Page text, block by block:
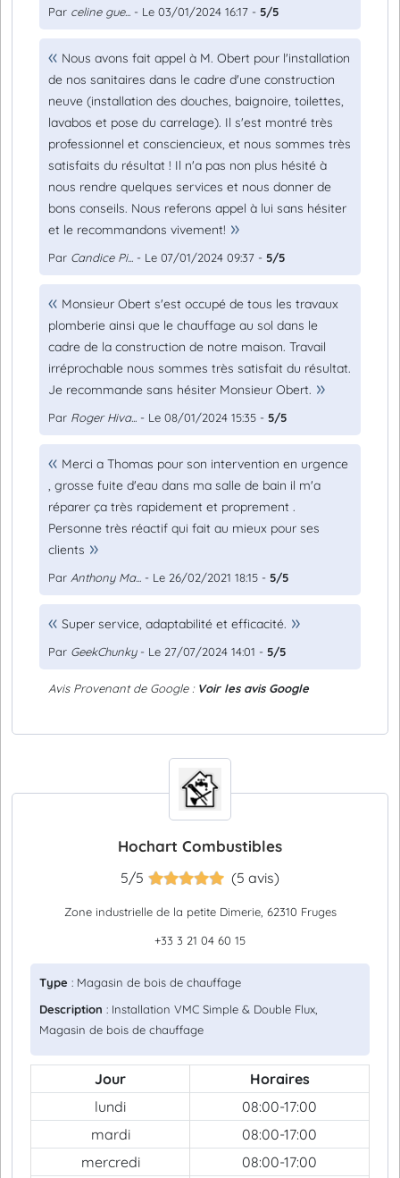
Par celine gue... - Le 03/01/2024 16:17 - 5/5
Nous avons fait appel à M. Obert pour l'installation
de nos sanitaires dans le cadre d'une construction
neuve (installation des douches, baignoire, toilettes,
lavabos et pose du carrelage). Il s'est montré très
professionnel et consciencieux, et nous sommes très
satisfaits du résultat ! Il n'a pas non plus hésité à
nous rendre quelques services et nous donner de
bons conseils. Nous referons appel à lui sans hésiter
et le recommandons vivement!
Par Candice Pi... - Le 07/01/2024 09:37 - 5/5
Monsieur Obert s'est occupé de tous les travaux
plomberie ainsi que le chauffage au sol dans le
cadre de la construction de notre maison. Travail
irréprochable nous sommes très satisfait du résultat.
Je recommande sans hésiter Monsieur Obert.
Par Roger Hiva... - Le 08/01/2024 15:35 - 5/5
Merci a Thomas pour son intervention en urgence
, grosse fuite d'eau dans ma salle de bain il m'a
réparer ça très rapidement et proprement .
Personne très réactif qui fait au mieux pour ses
clients
Par Anthony Ma... - Le 26/02/2021 18:15 - 5/5
Super service, adaptabilité et efficacité.
Par GeekChunky- Le 27/07/2024 14:01 - 5/5
Avis Provenant de Google : Voir les avis Google
Hochart Combustibles
5/5 (5 avis)
Zone industrielle de la petite Dimerie, 62310 Fruges
+33 3 21 04 60 15
Type : Magasin de bois de chauffage
Description : Installation VMC Simple & Double Flux,
Magasin de bois de chauffage
Jour
Horaires
lundi
08:00-17:00
mardi
08:00-17:00
mercredi
08:00-17:00